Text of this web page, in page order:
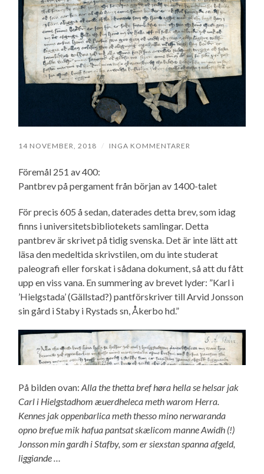
14 NOVEMBER, 2018 / INGA KOMMENTARER
Föremål 251 av 400:
Pantbrev på pergament från början av 1400-talet
För precis 605 å sedan, daterades detta brev, som idag
finns i universitetsbibliotekets samlingar. Detta
pantbrev är skrivet på tidig svenska. Det är inte lätt att
läsa den medeltida skrivstilen, om du inte studerat
paleografi eller forskat i sådana dokument, så att du fått
upp en viss vana. En summering av brevet lyder: ”Karl i
’Hielgstada’ (Gällstad?) pantförskriver till Arvid Jonsson
sin gård i Staby i Rystads sn, Åkerbo hd.”
På bilden ovan:Alla the thetta bref høra hella se helsar jak
Carl i Hielgstadhom æuerdheleca meth warom Herra.
Kennes jak oppenbarlica meth thesso mino nerwaranda
opno brefue mik hafua pantsat skælicom manne Awidh (!)
Jonsson min gardh i Stafby, som er siexstan spanna afgeld,
liggiande …